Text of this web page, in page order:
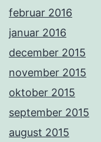
februar 2016
januar 2016
december 2015
november 2015
oktober 2015
september 2015
august 2015